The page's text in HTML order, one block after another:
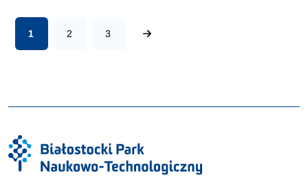
1 2 3